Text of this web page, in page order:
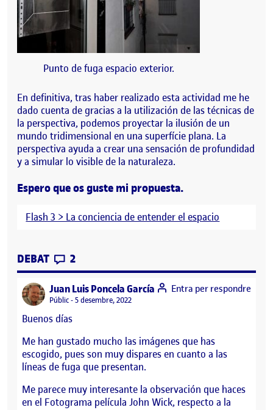
Punto de fuga espacio exterior.
En definitiva, tras haber realizado esta actividad me he
dado cuenta de gracias a la utilización de las técnicas de
la perspectiva, podemos proyectar la ilusión de un
mundo tridimensional en una superfície plana. La
perspectiva ayuda a crear una sensación de profundidad
y a simular lo visible de la naturaleza.
Espero que os guste mi propuesta.
Flash 3 > La conciencia de entender el espacio
DEBAT CONTRIBUTIONS
2EL LA CONCIENCIA DE ENTENDER EL
Juan Luis Poncela García says:
Visibilitat:
Públic 5 desembre, 2022
Buenos días
Me han gustado mucho las imágenes que has
escogido, pues son muy dispares en cuanto a las
líneas de fuga que presentan.
Me parece muy interesante la observación que haces
en el Fotograma película John Wick, respecto a la
Entra per respondre